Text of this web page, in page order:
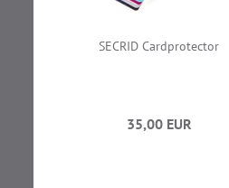
SECRID Cardprotector
35,00 EUR